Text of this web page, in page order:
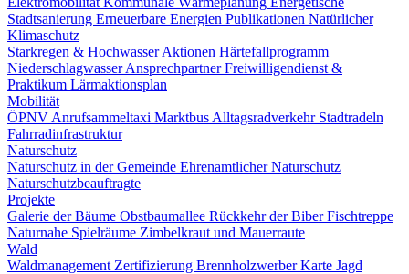
Stadtsanierung Erneuerbare Energien Publikationen Natürlicher
Klimaschutz
Starkregen & HochwasserAktionen Härtefallprogramm
NiederschlagwasserAnsprechpartnerFreiwilligendienst &
Praktikum Lärmaktionsplan
Mobilität
ÖPNV Anrufsammeltaxi Marktbus Alltagsradverkehr Stadtradeln
Fahrradinfrastruktur
Naturschutz
Naturschutz in der Gemeinde Ehrenamtlicher Naturschutz
Naturschutzbeauftragte
Projekte
Galerie der Bäume Obstbaumallee Rückkehr der BiberFischtreppe
Naturnahe Spielräume Zimbelkraut und Mauerraute
Wald
Waldmanagement Zertifizierung BrennholzwerberKarte Jagd